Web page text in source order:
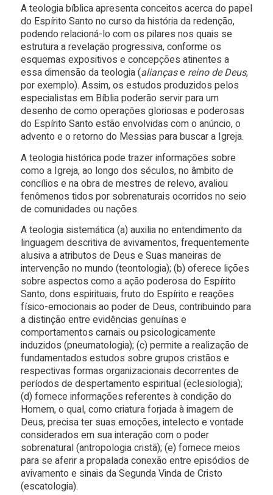
A teologia bíblica apresenta conceitos acerca do papel
do Espírito Santo no curso da história da redenção,
podendo relacioná-lo com os pilares nos quais se
estrutura a revelação progressiva, conforme os
esquemas expositivos e concepções atinentes a
essa dimensão da teologia (aliançasereino de Deus,
por exemplo). Assim, os estudos produzidos pelos
especialistas em Bíblia poderão servir para um
desenho de como operações gloriosas e poderosas
do Espírito Santo estão envolvidas com o anúncio, o
advento e o retorno do Messias para buscar a Igreja.
A teologia histórica pode trazer informações sobre
como a Igreja, ao longo dos séculos, no âmbito de
concílios e na obra de mestres de relevo, avaliou
fenômenos tidos por sobrenaturais ocorridos no seio
de comunidades ou nações.
A teologia sistemática (a) auxilia no entendimento da
linguagem descritiva de avivamentos, frequentemente
alusiva a atributos de Deus e Suas maneiras de
intervenção no mundo (teontologia); (b) oferece lições
sobre aspectos como a ação poderosa do Espírito
Santo, dons espirituais, fruto do Espírito e reações
físico-emocionais ao poder de Deus, contribuindo para
a distinção entre evidências genuínas e
comportamentos carnais ou psicologicamente
induzidos (pneumatologia); (c) permite a realização de
fundamentados estudos sobre grupos cristãos e
respectivas formas organizacionais decorrentes de
períodos de despertamento espiritual (eclesiologia);
(d) fornece informações referentes à condição do
Homem, o qual, como criatura forjada à imagem de
Deus, precisa ter suas emoções, intelecto e vontade
considerados em sua interação com o poder
sobrenatural (antropologia cristã); (e) fornece meios
para se aferir a propalada conexão entre episódios de
avivamento e sinais da Segunda Vinda de Cristo
(escatologia).